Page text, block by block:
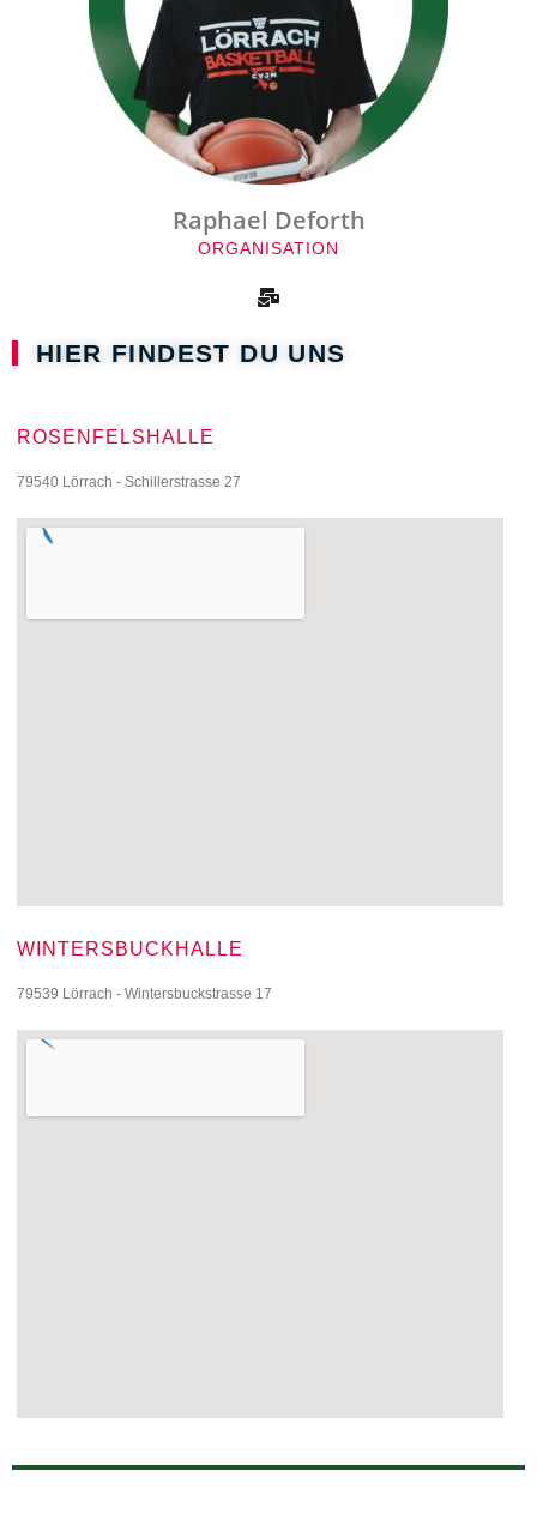
Raphael Deforth
ORGANISATION
HIER FINDEST DU UNS
ROSENFELSHALLE
79540 Lörrach - Schillerstrasse 27
WINTERSBUCKHALLE
79539 Lörrach - Wintersbuckstrasse 17